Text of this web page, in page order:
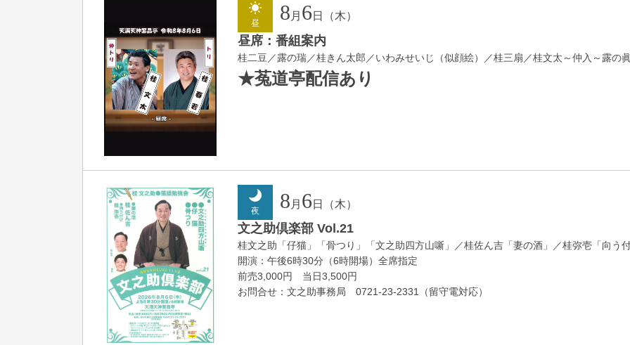
昼 8月 6 日（木）
昼席：番組案内
桂二豆／露の瑞／桂きん太郎／いわみせいじ（似顔絵）／桂三扇／桂文太～仲入～露の
★菟道亭配信あり
夜 8 月 6 日（木）
文之助倶楽部 Vol.21
桂文之助「仔猫」「骨つり」「文之助四方山噺」／桂佐ん吉「妻の酒」／桂弥壱「向う
開演：午後6時30分（6時開場）全席指定
前売3,000円 当日3,500円
お問合せ：文之助事務局 0721-23-2331（留守電対応）